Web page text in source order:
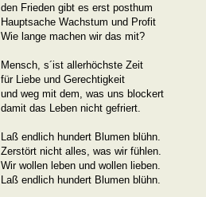
den Frieden gibt es erst posthum
Hauptsache Wachstum und Profit
Wie lange machen wir das mit?
Mensch, s´ist allerhöchste Zeit
für Liebe und Gerechtigkeit
und weg mit dem, was uns blockert
damit das Leben nicht gefriert.
Laß endlich hundert Blumen blühn.
Zerstört nicht alles, was wir fühlen.
Wir wollen leben und wollen lieben.
Laß endlich hundert Blumen blühn.